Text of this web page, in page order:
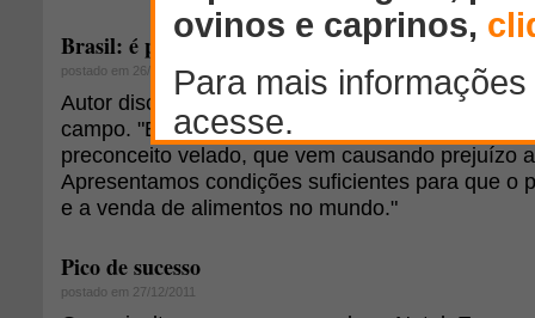
Brasil: é preciso corrigir a miopia em relação ao
postado em 26/09/2012
Autor discorre por que o Brasil poderia ser uma
campo. "Existe, sim, um problema cultural entre
preconceito velado, que vem causando prejuízo
Apresentamos condições suficientes para que o
e a venda de alimentos no mundo."
Pico de sucesso
postado em 27/12/2011